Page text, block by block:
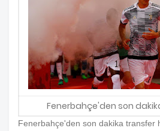
Fenerbahçe'den son
Fenerbahçe'den son dakika transfer